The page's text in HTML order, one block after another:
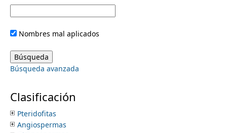
r
y
t
a
n
u
Nombres mal aplicados
Búsqueda avanzada
Clasificación
Pteridofitas
Angiospermas